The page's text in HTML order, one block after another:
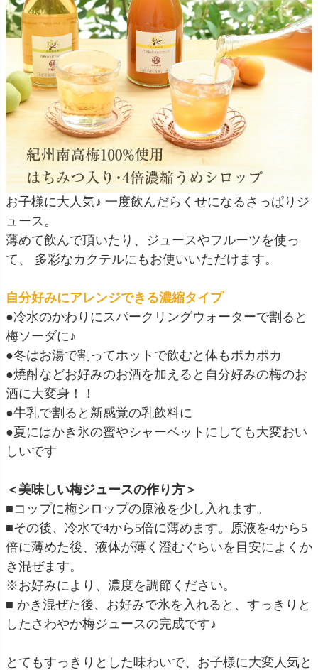
お子様に大人気♪ 一度飲んだらくせになるさっぱりジ
ュース。
薄めて飲んで頂いたり、ジュースやフルーツを使っ
て、 多彩なカクテルにもお使いいただけます。
自分好みにアレンジできる濃縮タイプ
●冷水のかわりにスパークリングウォーターで割ると
梅ソーダに♪
●冬はお湯で割ってホットで飲むと体もポカポカ
●焼酎などお好みのお酒を加えると自分好みの梅のお
酒に大変身！！
●牛乳で割ると新感覚の乳飲料に
●夏にはかき氷の蜜やシャーベットにしても大変おい
しいです
＜美味しい梅ジュースの作り方＞
■コップに梅シロップの原液を少し入れます。
■その後、冷水で4から5倍に薄めます。原液を4から5
倍に薄めた後、液体が薄く澄むぐらいを目安によくか
き混ぜます。
※お好みにより、濃度を調節ください。
■ かき混ぜた後、お好みで氷を入れると、すっきりと
したさわやか梅ジュースの完成です♪
とてもすっきりとした味わいで、お子様に大変人気と